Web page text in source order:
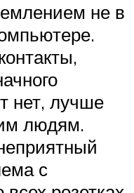
не в
нет, лучше
людям.
с